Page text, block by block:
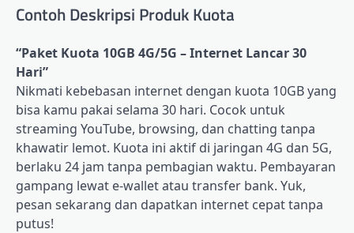
Contoh Deskripsi Produk Kuota
“Paket Kuota 10GB 4G/5G – Internet Lancar 30
Hari”
Nikmati kebebasan internet dengan kuota 10GB yang
bisa kamu pakai selama 30 hari. Cocok untuk
streaming YouTube, browsing, dan chatting tanpa
khawatir lemot. Kuota ini aktif di jaringan 4G dan 5G,
berlaku 24 jam tanpa pembagian waktu. Pembayaran
gampang lewat e-wallet atau transfer bank. Yuk,
pesan sekarang dan dapatkan internet cepat tanpa
putus!